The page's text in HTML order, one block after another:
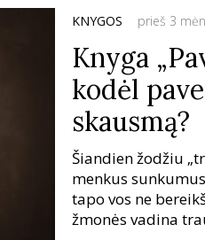
KNYGOS prieš 3
Knyga
kodėl
skausmą?
Šiandien žodžiu
menkus
tapo vos ne
žmonės vadina